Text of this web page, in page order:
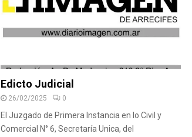
Edicto Judicial
26/02/2025 0
El Juzgado de Primera Instancia en lo Civil y
Comercial N° 6, Secretaría Unica, del